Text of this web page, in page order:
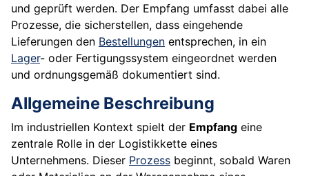
und geprüft werden. Der Empfang umfasst dabei alle
Prozesse, die sicherstellen, dass eingehende
Lieferungen den Bestellungen entsprechen, in ein
Lager- oder Fertigungssystem eingeordnet werden
und ordnungsgemäß dokumentiert sind.
Allgemeine Beschreibung
Im industriellen Kontext spielt der Empfang eine
zentrale Rolle in der Logistikkette eines
Unternehmens. Dieser Prozess beginnt, sobald Waren